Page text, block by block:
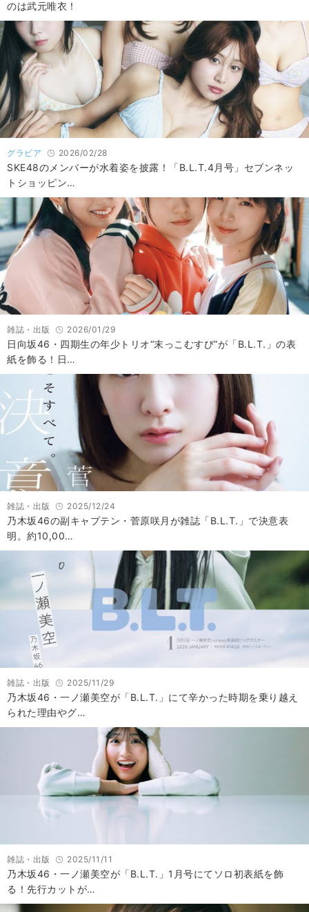
のは武元唯衣！
グラビア 2026/02/28
SKE48のメンバーが水着姿を披露！「B.L.T.4月号」セブンネッ
トショッピン…
雑誌・出版 2026/01/29
日向坂46・四期生の年少トリオ“末っこむすび”が「B.L.T.」の表
紙を飾る！日…
雑誌・出版 2025/12/24
乃木坂46の副キャプテン・菅原咲月が雑誌「B.L.T.」で決意表
明。約10,00…
雑誌・出版 2025/11/29
乃木坂46・一ノ瀬美空が「B.L.T.」にて辛かった時期を乗り越え
られた理由やグ…
雑誌・出版 2025/11/11
乃木坂46・一ノ瀬美空が「B.L.T.」1月号にてソロ初表紙を飾
る！先行カットが…